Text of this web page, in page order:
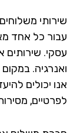
משלוחים
כל אחד
שירותים אלו
במקום
יכולים להיעזר
מסירות